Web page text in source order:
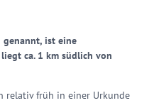
genannt, ist eine
ca. 1 km südlich von
relativ früh in einer Urkunde